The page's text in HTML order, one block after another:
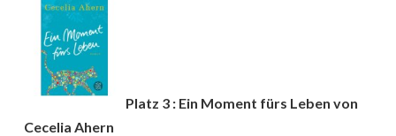
Platz 3 : Ein Moment fürs Leben von
Cecelia Ahern